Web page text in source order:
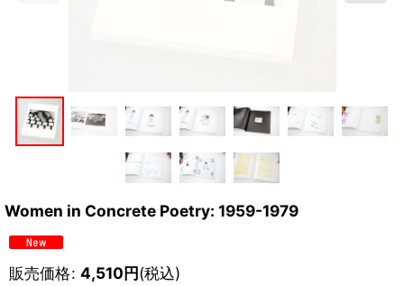
Women in Concrete Poetry: 1959-1979
販売価格: 4,510円(税込)